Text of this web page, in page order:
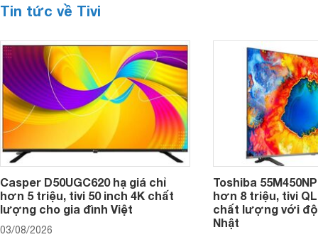
Tin tức về Tivi
Casper D50UGC620 hạ giá chỉ
hơn 5 triệu, tivi 50 inch 4K chất
lượng cho gia đình Việt
03/08/2026
Toshiba
hơn 8 triệu, tivi
chất lượng với
Nhật